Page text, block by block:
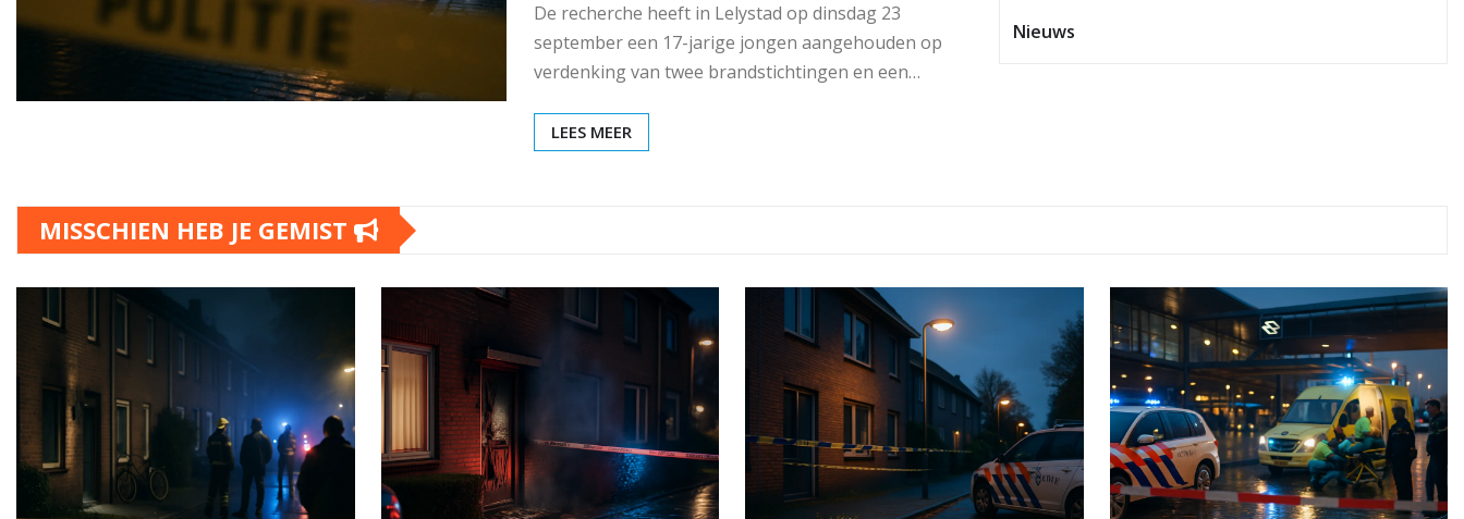
De recherche heeft in Lelystad op dinsdag 23
september een 17-jarige jongen aangehouden op
verdenking van twee brandstichtingen en een…
LEES MEER
Nieuws
MISSCHIEN HEB JE GEMIST